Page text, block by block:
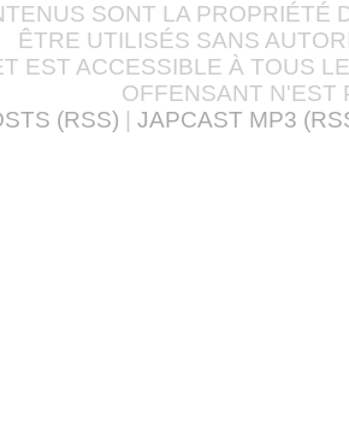
SONT LA PROPRIÉTÉ
ÊTRE UTILISÉS SANS
EST ACCESSIBLE À TOUS
OFFENSANT N'EST
(RSS)
JAPCAST MP3